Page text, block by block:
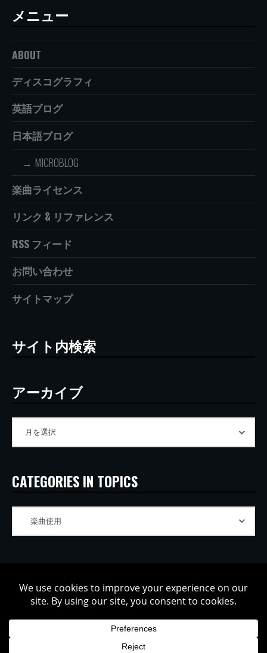
メニュー
ABOUT
ディスコグラフィ
英語ブログ
日本語ブログ
MICROBLOG
楽曲ライセンス
リンク & リファレンス
RSS フィード
お問い合わせ
サイトマップ
サイト内検索
アーカイブ
CATEGORIES IN TOPICS
Copyright © 2002-2026 Tatsuya Oe / Model Electronic. All rights